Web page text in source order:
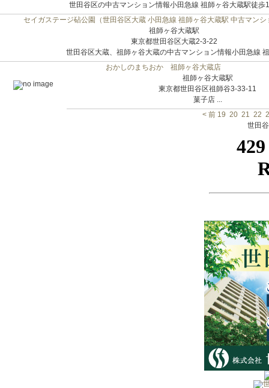
世田谷区の中古マンション情報小田急線 祖師ヶ谷大蔵駅徒歩
セイガステージ砧公園（世田谷区大蔵 小田急線 祖師ヶ谷大蔵駅 中古マンシ
祖師ヶ谷大蔵駅
東京都世田谷区大蔵2-3-22
世田谷区大蔵、祖師ヶ谷大蔵の中古マンション情報小田急線
おかしのまちおか 祖師ヶ谷大蔵店
祖師ヶ谷大蔵駅
東京都世田谷区祖師谷3-33-11
菓子店 ...
< 前 19 20 21 22
世田